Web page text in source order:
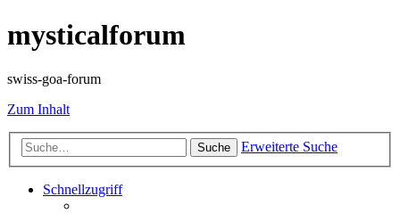
mysticalforum
swiss-goa-forum
Zum Inhalt
Suche Erweiterte Suche
Schnellzugriff